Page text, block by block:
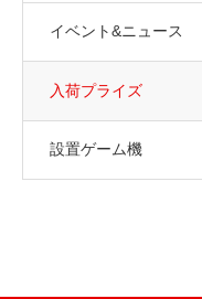
イベント&ニュース
入荷プライズ
設置ゲーム機